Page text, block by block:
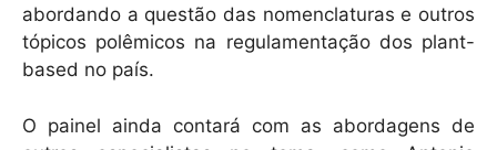
abordando a questão das nomenclaturas e outros
tópicos polêmicos na regulamentação dos plant-
based no país.
O painel ainda contará com as abordagens de